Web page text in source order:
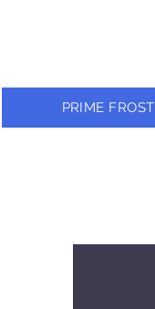
PRIME FROST